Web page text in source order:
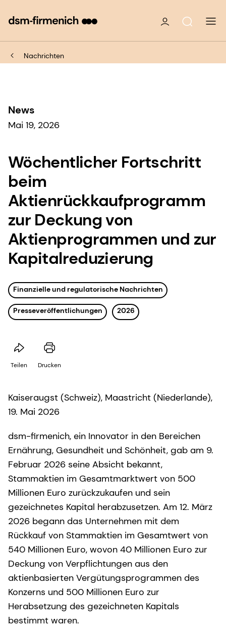
Nachrichten
News
Mai 19, 2026
Wöchentlicher Fortschritt
beim
Aktienrückkaufprogramm
zur Deckung von
Aktienprogrammen und zur
Kapitalreduzierung
Finanzielle und regulatorische Nachrichten
Presseveröffentlichungen 2026
Teilen Drucken
Kaiseraugst (Schweiz), Maastricht (Niederlande),
19. Mai 2026
dsm-firmenich, ein Innovator in den Bereichen
Ernährung, Gesundheit und Schönheit, gab am 9.
Februar 2026 seine Absicht bekannt,
Stammaktien im Gesamtmarktwert von 500
Millionen Euro zurückzukaufen und sein
gezeichnetes Kapital herabzusetzen. Am 12. März
2026 begann das Unternehmen mit dem
Rückkauf von Stammaktien im Gesamtwert von
540 Millionen Euro, wovon 40 Millionen Euro zur
Deckung von Verpflichtungen aus den
aktienbasierten Vergütungsprogrammen des
Konzerns und 500 Millionen Euro zur
Herabsetzung des gezeichneten Kapitals
bestimmt waren.